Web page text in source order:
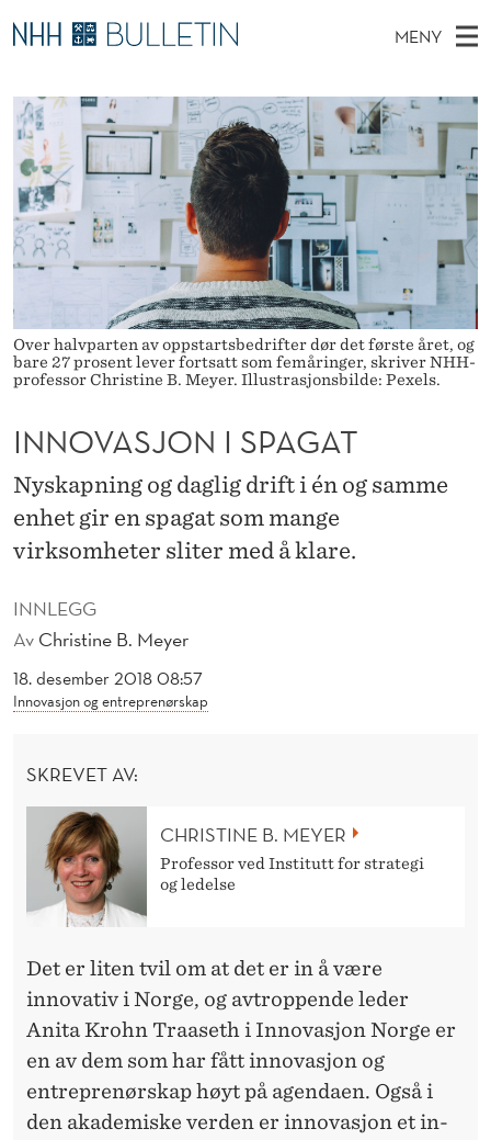
N
N
O
V
A
S
J
O
N
S
P
A
A
T
MENY
O
V
E
D
M
E
Y
Ø
K
N
T
T
S
T
E
D
E
Stipendiater og nye forskerprofiler
Disputaser
Ekspertutvalg
Om Bulletin
Over halvparten av oppstartsbedrifter dør det første året, og
bare 27 prosent lever fortsatt som femåringer, skriver NHH-
professor Christine B. Meyer. Illustrasjonsbilde: Pexels.
INNLEGG
Av Christine B. Meyer
18. desember 2018 08:57
Innovasjon og entreprenørskap
INNOVASJON I SPAGAT
Nyskapning og daglig drift i én og samme
enhet gir en spagat som mange
virksomheter sliter med å klare.
SKREVET AV:
CHRISTINE B. MEYER
Professor ved Institutt for strategi
og ledelse
Det er liten tvil om at det er in å være
innovativ i Norge, og avtroppende leder
Anita Krohn Traaseth i Innovasjon Norge er
en av dem som har fått innovasjon og
entreprenørskap høyt på agendaen. Også i
den akademiske verden er innovasjon et in-